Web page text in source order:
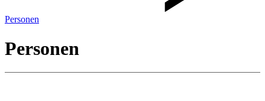
Personen
Personen